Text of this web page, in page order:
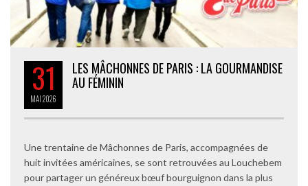
31
MAI2026
LES MÂCHONNES DE PARIS : LA GOURMANDISE
AU FÉMININ
Une trentaine de Mâchonnes de Paris, accompagnées de
huit invitées américaines, se sont retrouvées au Louchebem
pour partager un généreux bœuf bourguignon dans la plus